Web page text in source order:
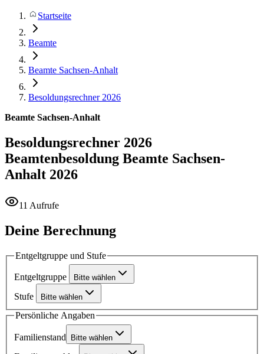
Startseite
Beamte
Beamte Sachsen-Anhalt
Besoldungsrechner 2026
Beamte Sachsen-Anhalt
Besoldungsrechner 2026
Beamtenbesoldung Beamte Sachsen-
Anhalt 2026
11 Aufrufe
Deine Berechnung
Entgeltgruppe und Stufe
Entgeltgruppe Bitte wählen
Stufe Bitte wählen
Persönliche Angaben
Familienstand Bitte wählen